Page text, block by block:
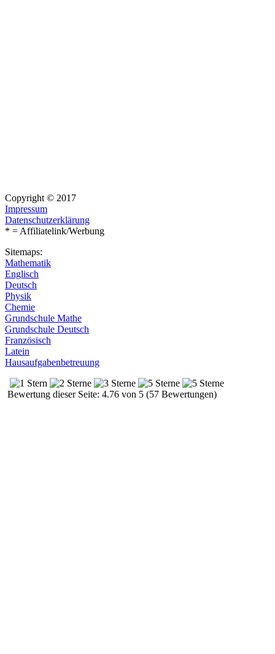
Copyright © 2017
Impressum
Datenschutzerklärung
* = Affiliatelink/Werbung
Sitemaps:
Mathematik
Englisch
Deutsch
Physik
Chemie
Grundschule Mathe
Grundschule Deutsch
Französisch
Latein
Hausaufgabenbetreuung
Bewertung dieser Seite: 4.76 von 5 (57 Bewertungen)